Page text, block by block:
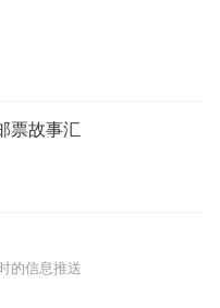
票故事汇
的信息推送